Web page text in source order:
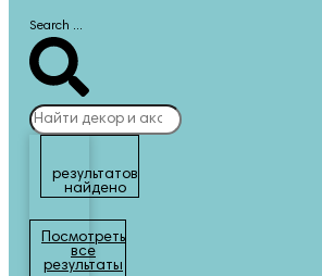
Search ...
результатов
найдено
Посмотреть
все
результаты